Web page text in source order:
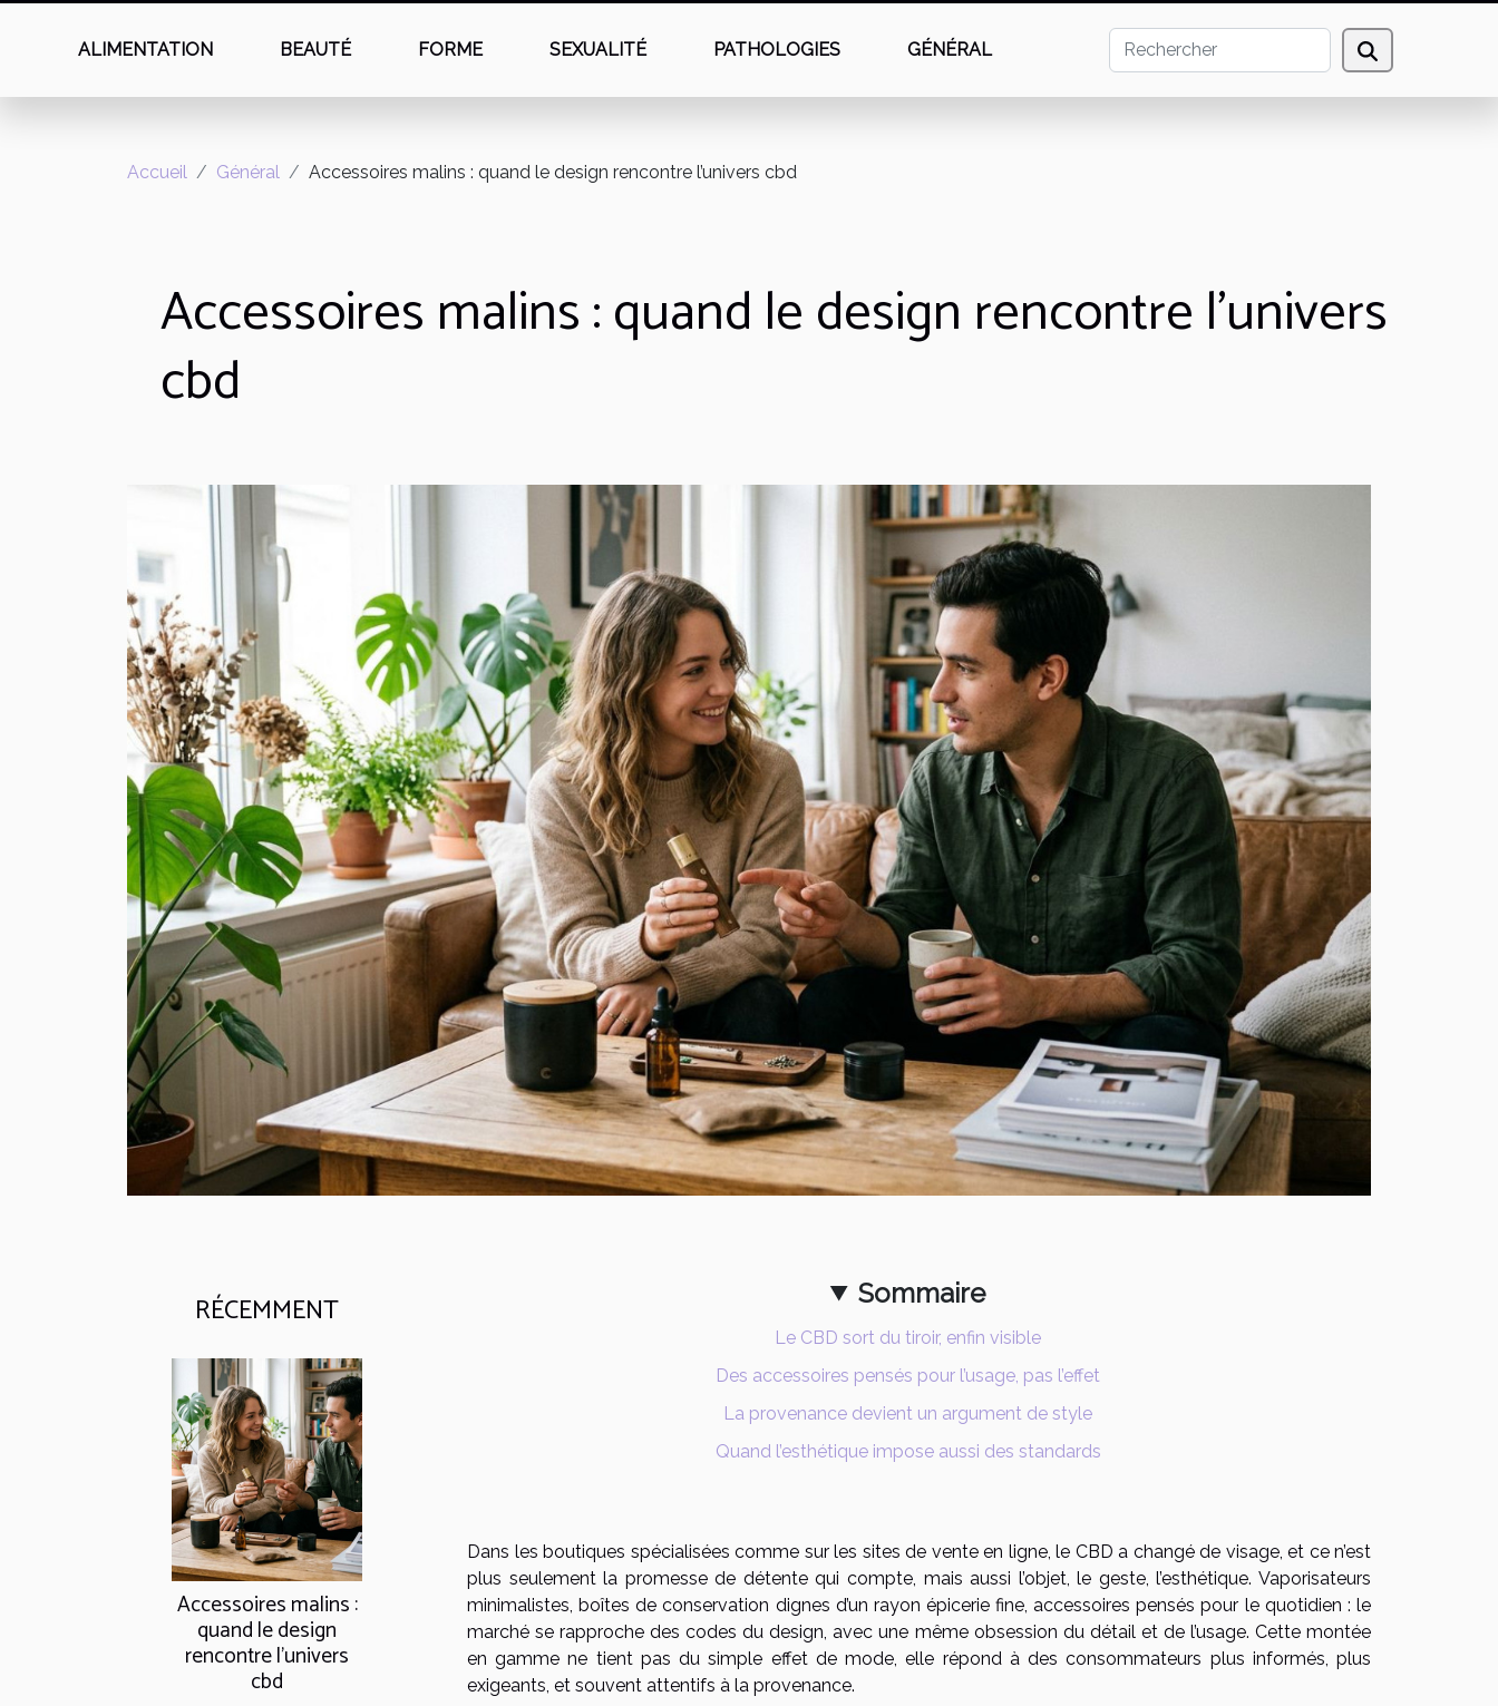
ALIMENTATION BEAUTÉ FORME SEXUALITÉ PATHOLOGIES GÉNÉRAL
Accueil Général Accessoires malins : quand le design rencontre l’univers cbd
Accessoires malins : quand le design rencontre l’univers
cbd
RÉCEMMENT
Accessoires malins :
quand le design
rencontre l’univers
cbd
Sommaire
Le CBD sort du tiroir, enfin visible
Des accessoires pensés pour l’usage, pas l’effet
La provenance devient un argument de style
Quand l’esthétique impose aussi des standards
Dans les boutiques spécialisées comme sur les sites de vente en ligne, le CBD a changé de visage, et ce n’est
plus seulement la promesse de détente qui compte, mais aussi l’objet, le geste, l’esthétique. Vaporisateurs
minimalistes, boîtes de conservation dignes d’un rayon épicerie fine, accessoires pensés pour le quotidien : le
marché se rapproche des codes du design, avec une même obsession du détail et de l’usage. Cette montée
en gamme ne tient pas du simple effet de mode, elle répond à des consommateurs plus informés, plus
exigeants, et souvent attentifs à la provenance.